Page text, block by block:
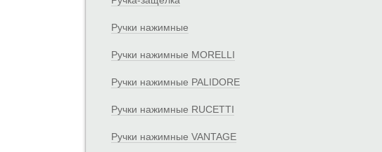
Ручки нажимные
Ручки нажимные MORELLI
Ручки нажимные PALIDORE
Ручки нажимные RUCETTI
Ручки нажимные VANTAGE